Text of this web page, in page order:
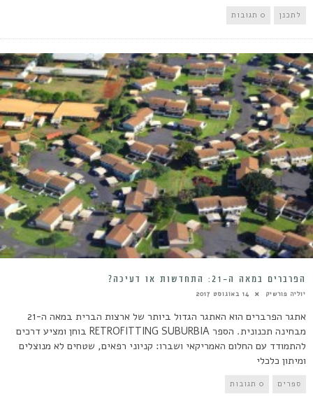
לתכנן 0 תגובות
הפרברים במאה ה-21: התחדשות או דעיכה?
יוליה פורשיק 14 באוגוסט 2017
אתגר הפרברים הוא האתגר הגדול ביותר של ארצות הברית במאה ה-21
מבחינה תכנונית. הספר RETROFITTING SUBURBIA בוחן ומציע דרכים
להתמודד עם החלום האמריקאי ושברו: קניוני רפאים, שטחים לא מנוצלים
ומיתון כלכלי
ספרים 0 תגובות